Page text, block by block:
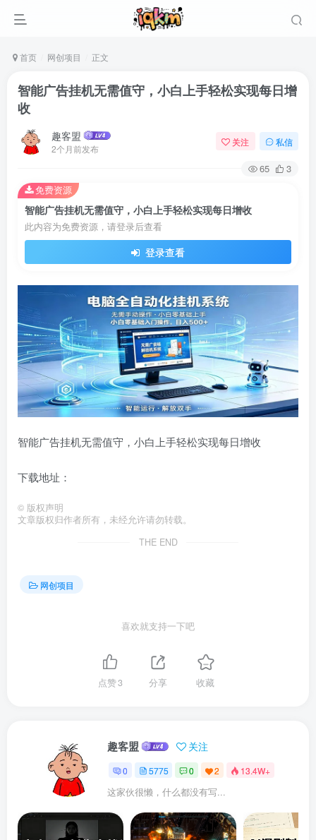
首页 网创项目 正文
智能广告挂机无需值守，小白上手轻松实现每日增
收
趣客盟
2个月前发布
关注 私信
65 3
智能广告挂机无需值守，小白上手轻松实现每日增收
此内容为免费资源，请登录后查看
登录查看
免费资源
智能广告挂机无需值守，小白上手轻松实现每日增收
下载地址：
© 版权声明
文章版权归作者所有，未经允许请勿转载。
THE END
网创项目
喜欢就支持一下吧
点赞3 分享 收藏
趣客盟 关注
0 5775 0 2 13.4W+
这家伙很懒，什么都没有写...